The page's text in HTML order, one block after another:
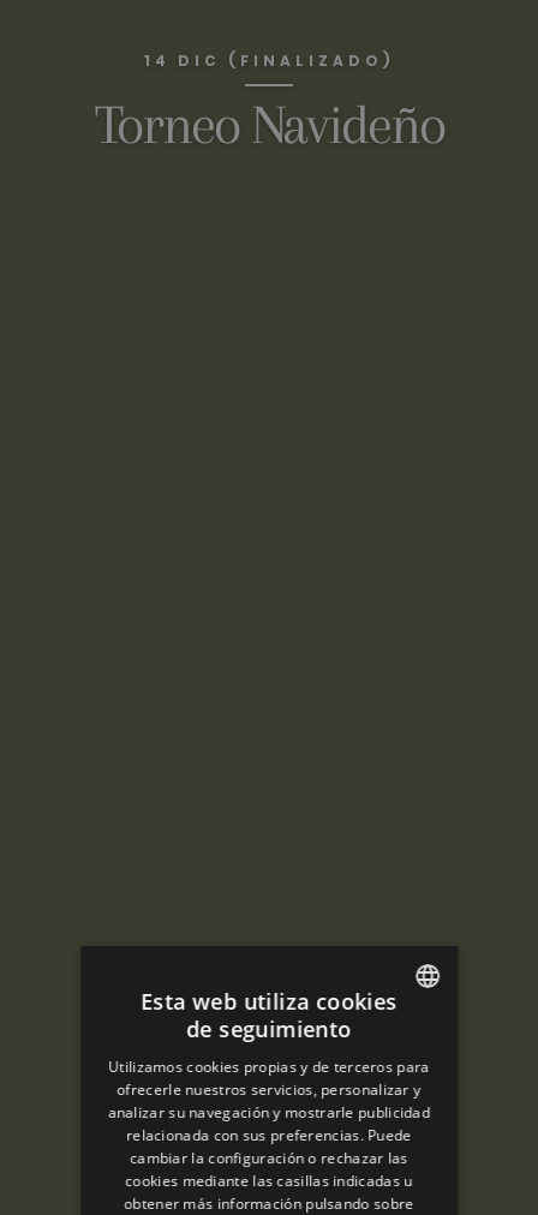
14 DIC (FINALIZADO)
Torneo Navideño
SPANISH
ENGLISH
FRENCH
CATALAN
Esta web utiliza cookies
de seguimiento
Utilizamos cookies propias y de terceros para
ofrecerle nuestros servicios, personalizar y
analizar su navegación y mostrarle publicidad
relacionada con sus preferencias. Puede
cambiar la configuración o rechazar las
cookies mediante las casillas indicadas u
obtener más información pulsando sobre